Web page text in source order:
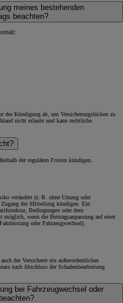
meines bestehenden
beachten?
der Kündigung ab, um Versicherungslücken zu
nicht erlaubt und kann rechtliche
der regulären Fristen kündigen.
verändert (z. B. ohne Umzug oder
Zugang der Mitteilung kündigen. Ein
Bedingungen oder dem
möglich, wenn die Beitragsanpassung auf einer
oder Fahrzeugwechsel).
der Versicherer ein außerordentliches
nach Abschluss der Schadenbearbeitung
bei Fahrzeugwechsel oder